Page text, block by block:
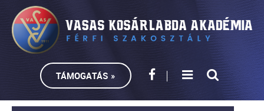
TÁMOGATÁS »